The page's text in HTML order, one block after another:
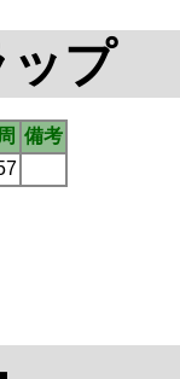
ップ
周 備考